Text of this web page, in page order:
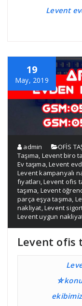
Levent
19
May, 2019
admin OFİS
Taşıma, Levent biro
Ev taşıma,Levent
Levent kampanyalı
fıyatları,Levent ofis
taşıma, Levent
parça eşya taşıma,
nakliyat,Levent
Levent uygun
Levent ofis